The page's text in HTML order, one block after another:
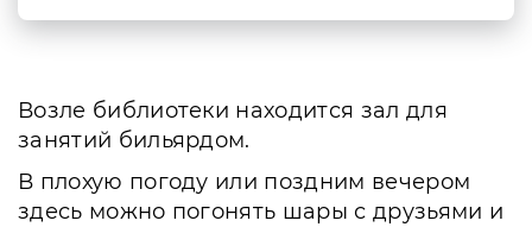
Возле библиотеки находится зал для
занятий бильярдом.
В плохую погоду или поздним вечером
здесь можно погонять шары с друзьями и